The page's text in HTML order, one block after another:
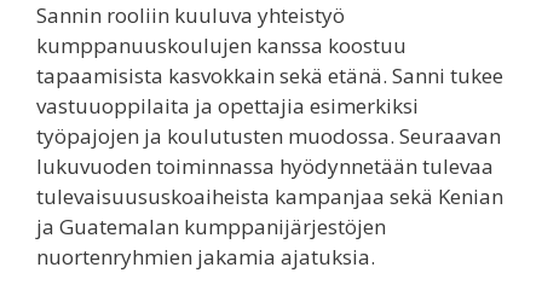
Sannin rooliin kuuluva yhteistyö
kumppanuuskoulujen kanssa koostuu
tapaamisista kasvokkain sekä etänä. Sanni tukee
vastuuoppilaita ja opettajia esimerkiksi
työpajojen ja koulutusten muodossa. Seuraavan
lukuvuoden toiminnassa hyödynnetään tulevaa
tulevaisuususkoaiheista kampanjaa sekä Kenian
ja Guatemalan kumppanijärjestöjen
nuortenryhmien jakamia ajatuksia.